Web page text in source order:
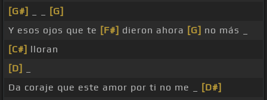
[G#]
[G]
Y esos ojos que te [F#] dieron ahora [G] no más _
[C#] lloran
[D]
Da coraje que este amor por ti no me _
[D#]